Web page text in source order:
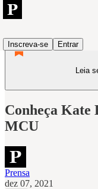
Inscreva-se
Entrar
Leia
Conheça Kate
MCU
Prensa
dez 07, 2021